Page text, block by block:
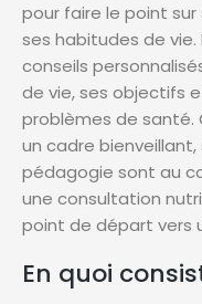
pour faire le point
ses habitudes de vie.
conseils
de vie, ses objectifs
problèmes de santé.
un cadre
pédagogie sont au
une consultation
point de départ vers
En quoi